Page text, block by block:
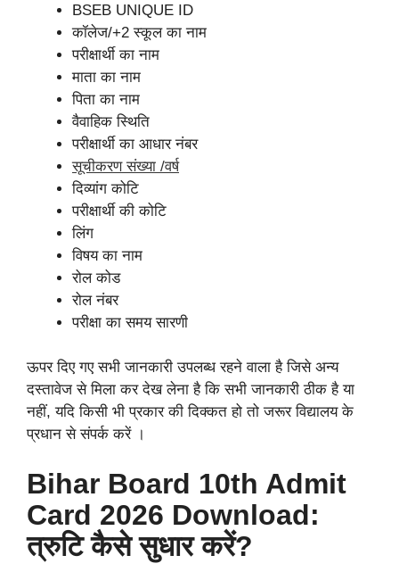
BSEB UNIQUE ID
कॉलेज/+2 स्कूल का नाम
परीक्षार्थी का नाम
माता का नाम
पिता का नाम
वैवाहिक स्थिति
परीक्षार्थी का आधार नंबर
सूचीकरण संख्या /वर्ष
दिव्यांग कोटि
परीक्षार्थी की कोटि
लिंग
विषय का नाम
रोल कोड
रोल नंबर
परीक्षा का समय सारणी
ऊपर दिए गए सभी जानकारी उपलब्ध रहने वाला है जिसे अन्य
दस्तावेज से मिला कर देख लेना है कि सभी जानकारी ठीक है या
नहीं, यदि किसी भी प्रकार की दिक्कत हो तो जरूर विद्यालय के
प्रधान से संपर्क करें ।
Bihar Board 10th Admit
Card 2026 Download:
त्रुटि कैसे सुधार करें?